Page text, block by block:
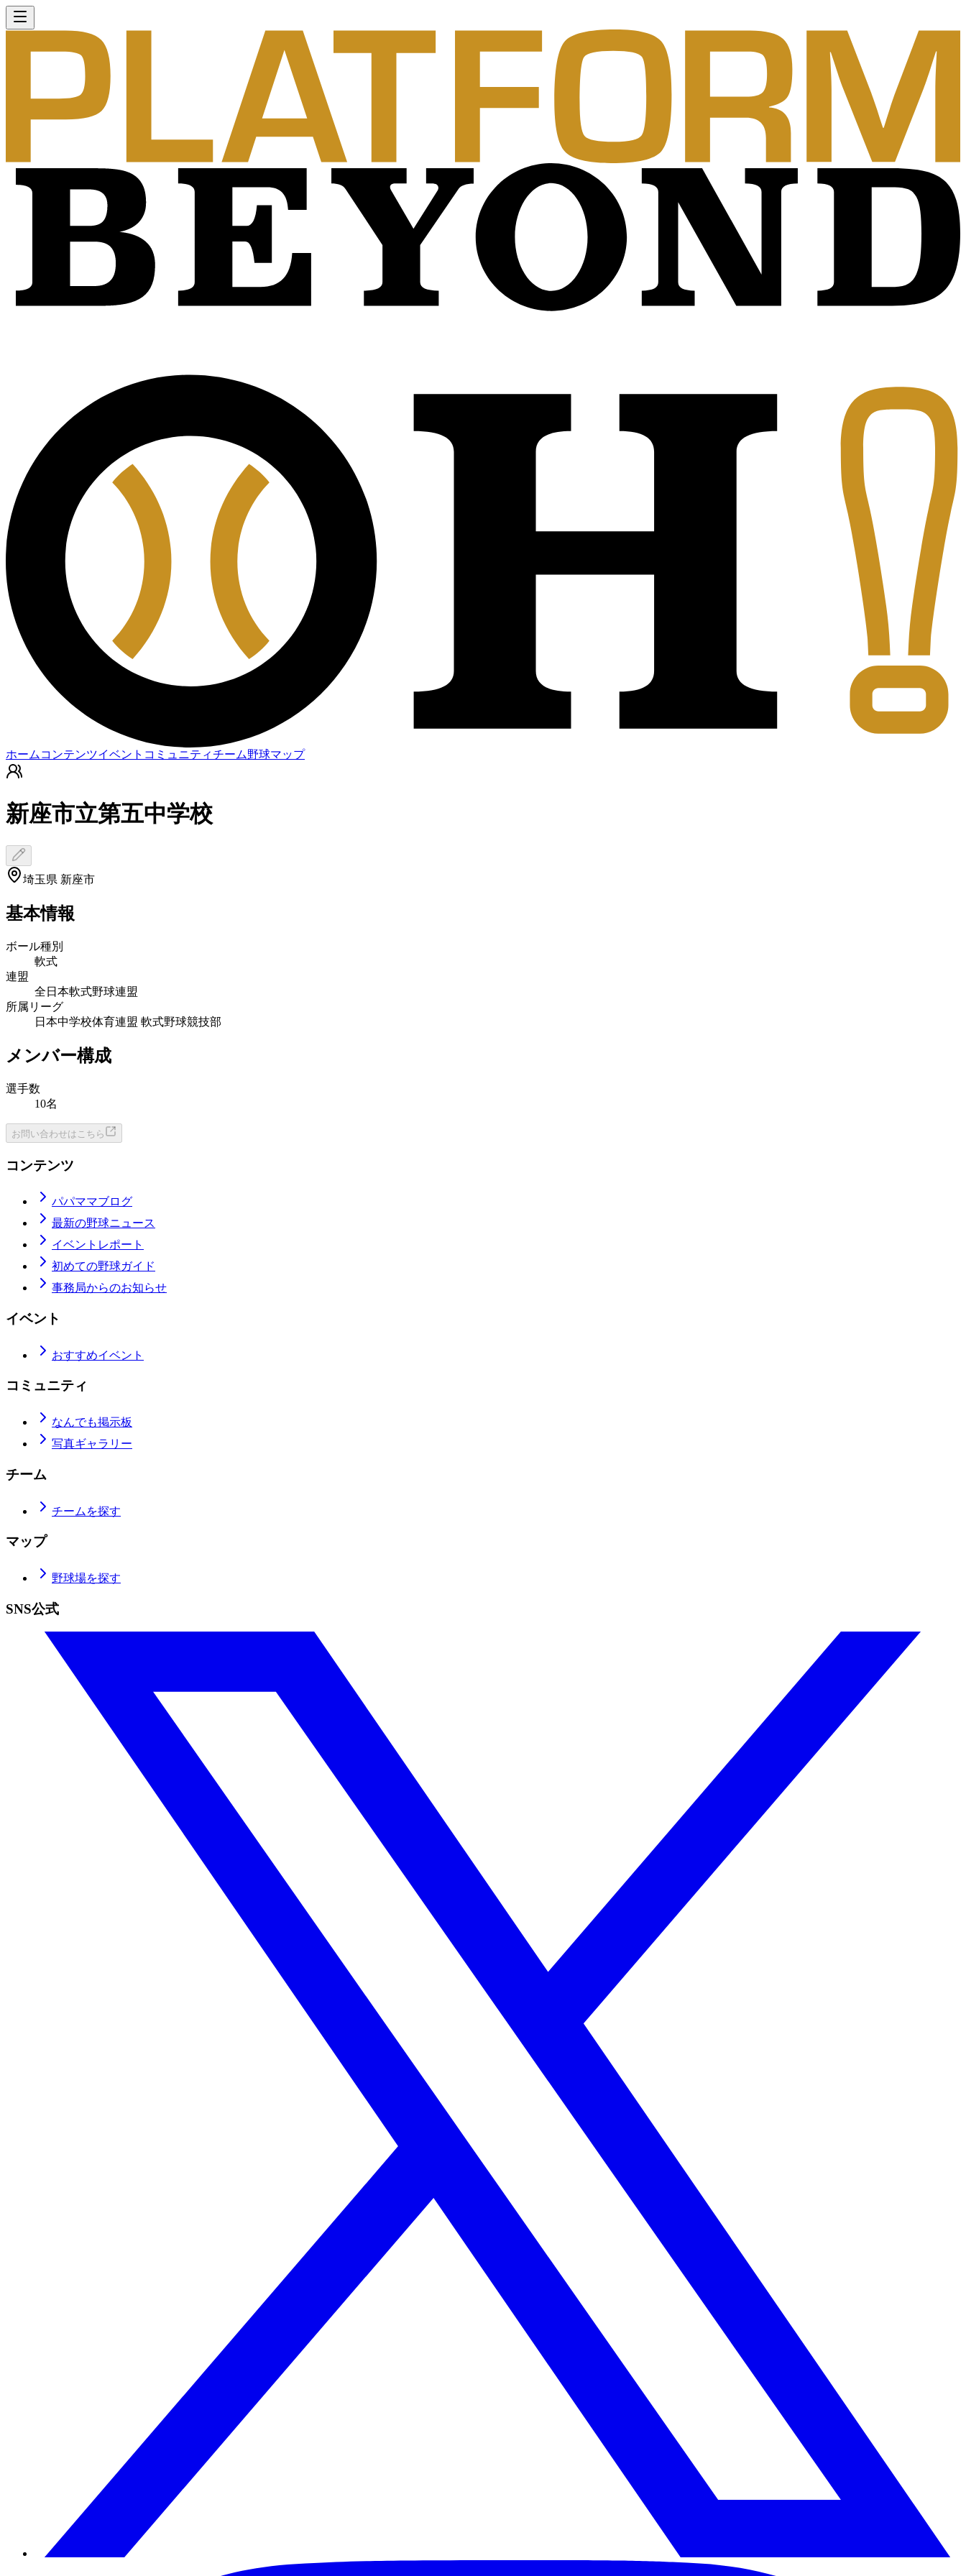
ホーム コンテンツイベント コミュニティチーム野球マップ
新座市立第五中学校
埼玉県 新座市
基本情報
ボール種別
軟式
連盟
全日本軟式野球連盟
所属リーグ
日本中学校体育連盟 軟式野球競技部
メンバー構成
選手数
10名
お問い合わせはこちら
コンテンツ
パパママブログ
最新の野球ニュース
イベントレポート
初めての野球ガイド
事務局からのお知らせ
イベント
おすすめイベント
コミュニティ
なんでも掲示板
写真ギャラリー
チーム
チームを探す
マップ
野球場を探す
SNS公式